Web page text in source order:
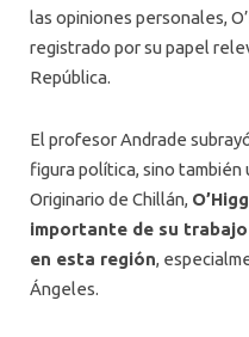
las opiniones personales,
registrado por su papel
República.
El profesor Andrade
figura política, sino
Originario de Chillán,
importante de su
en esta región,
Ángeles.